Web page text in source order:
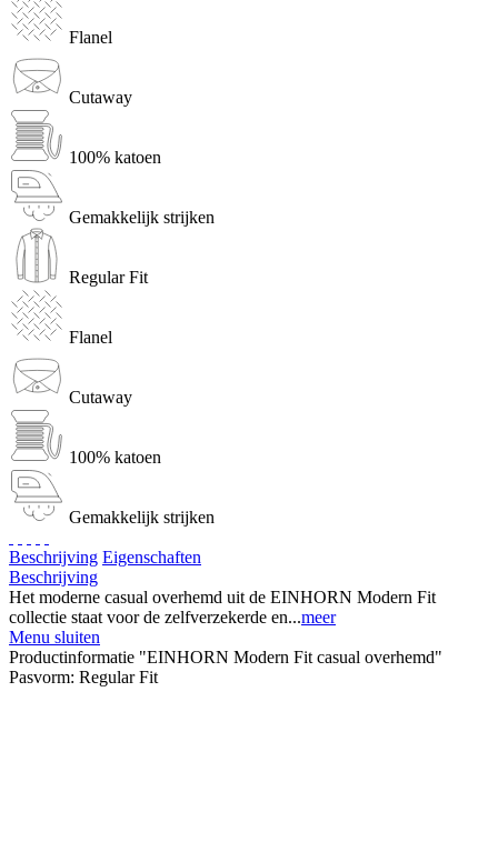
Flanel
Cutaway
100% katoen
Gemakkelijk strijken
Regular Fit
Flanel
Cutaway
100% katoen
Gemakkelijk strijken
Beschrijving Eigenschaften
Beschrijving
Het moderne casual overhemd uit de EINHORN Modern Fit
collectie staat voor de zelfverzekerde en...meer
Menu sluiten
Productinformatie "EINHORN Modern Fit casual overhemd"
Pasvorm: Regular Fit